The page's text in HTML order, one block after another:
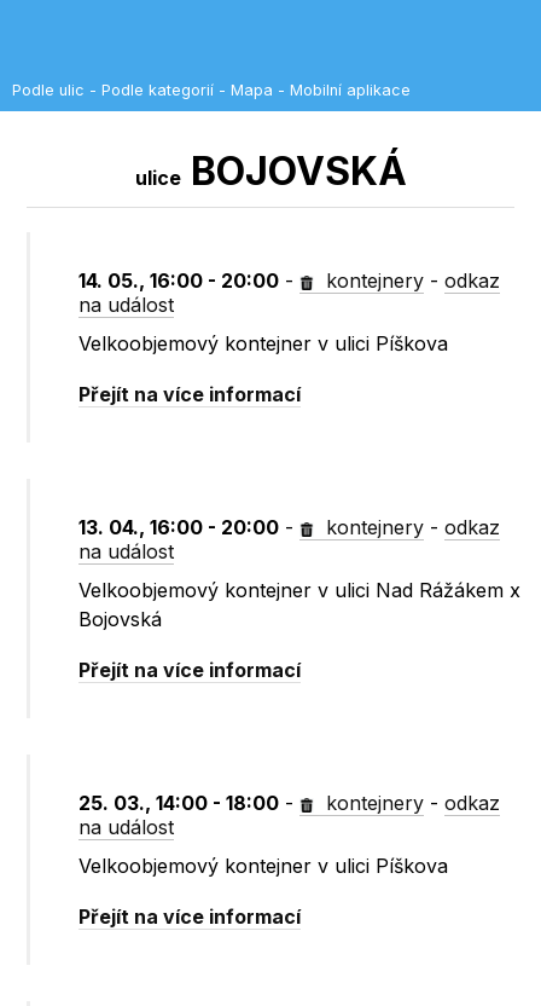
Podle ulic - Podle kategorií - Mapa - Mobilní aplikace
uliceBOJOVSKÁ
14. 05., 16:00 - 20:00 - kontejnery -odkaz
na událost
Velkoobjemový kontejner v ulici Píškova
Přejít na více informací
13. 04., 16:00 - 20:00 - kontejnery -odkaz
na událost
Velkoobjemový kontejner v ulici Nad Rážákem x
Bojovská
Přejít na více informací
25. 03., 14:00 - 18:00 - kontejnery -odkaz
na událost
Velkoobjemový kontejner v ulici Píškova
Přejít na více informací